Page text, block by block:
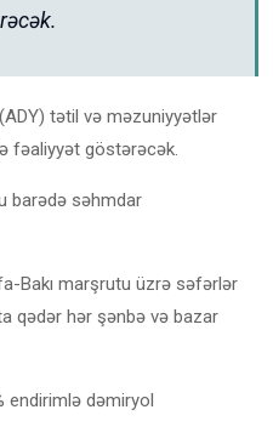
tətil və məzuniyyətlər
fəaliyyət göstərəcək.
barədə səhmdar
Bakı marşrutu üzrə səfərlər
qədər hər şənbə və bazar
endirimlə dəmiryol